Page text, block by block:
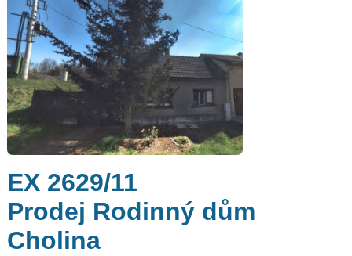
EX 2629/11
Prodej Rodinný dům
Cholina